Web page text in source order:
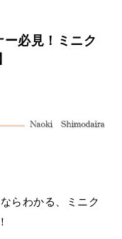
マップ
必見！ミニク
らわかる、ミニク
！